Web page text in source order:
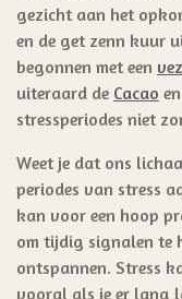
gezicht aan het
en de get zenn kuur
begonnen met een
uiteraard de Cacao en
stressperiodes niet
Weet je dat ons
periodes van stress
kan voor een hoop
om tijdig signalen te
ontspannen. Stress
vooral als je er lang